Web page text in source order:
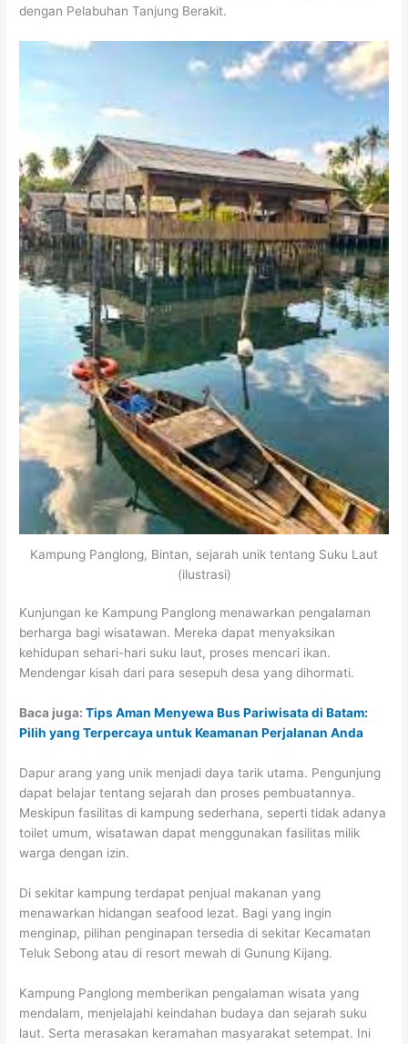
dengan Pelabuhan Tanjung Berakit.
Kampung Panglong, Bintan, sejarah unik tentang Suku Laut
(ilustrasi)
Kunjungan ke Kampung Panglong menawarkan pengalaman
berharga bagi wisatawan. Mereka dapat menyaksikan
kehidupan sehari-hari suku laut, proses mencari ikan.
Mendengar kisah dari para sesepuh desa yang dihormati.
Baca juga:Tips Aman Menyewa Bus Pariwisata di Batam:
Pilih yang Terpercaya untuk Keamanan Perjalanan Anda
Dapur arang yang unik menjadi daya tarik utama. Pengunjung
dapat belajar tentang sejarah dan proses pembuatannya.
Meskipun fasilitas di kampung sederhana, seperti tidak adanya
toilet umum, wisatawan dapat menggunakan fasilitas milik
warga dengan izin.
Di sekitar kampung terdapat penjual makanan yang
menawarkan hidangan seafood lezat. Bagi yang ingin
menginap, pilihan penginapan tersedia di sekitar Kecamatan
Teluk Sebong atau di resort mewah di Gunung Kijang.
Kampung Panglong memberikan pengalaman wisata yang
mendalam, menjelajahi keindahan budaya dan sejarah suku
laut. Serta merasakan keramahan masyarakat setempat. Ini